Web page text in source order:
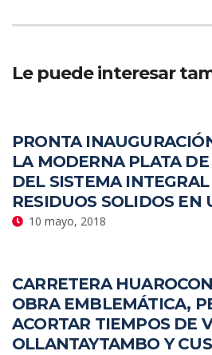
Le puede interesar
PRONTA
LA MODERNA PLATA
DEL SISTEMA
RESIDUOS SOLIDOS EN
10 mayo, 2018
CARRETERA
OBRA EMBLEMÁTICA,
ACORTAR TIEMPOS DE
OLLANTAYTAMBO Y